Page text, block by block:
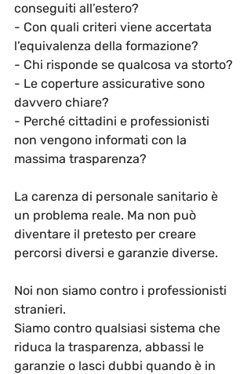
conseguiti all’estero?
- Con quali criteri viene accertata
l’equivalenza della formazione?
- Chi risponde se qualcosa va storto?
- Le coperture assicurative sono
davvero chiare?
- Perché cittadini e professionisti
non vengono informati con la
massima trasparenza?
La carenza di personale sanitario è
un problema reale. Ma non può
diventare il pretesto per creare
percorsi diversi e garanzie diverse.
Noi non siamo contro i professionisti
stranieri.
Siamo contro qualsiasi sistema che
riduca la trasparenza, abbassi le
garanzie o lasci dubbi quando è in